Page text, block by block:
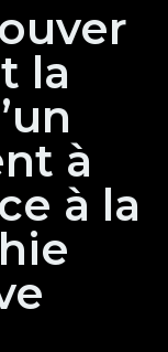
la
à
à la